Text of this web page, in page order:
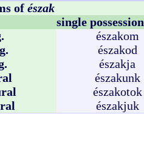
of észak
single possession
északom
északod
északja
északunk
északotok
északjuk